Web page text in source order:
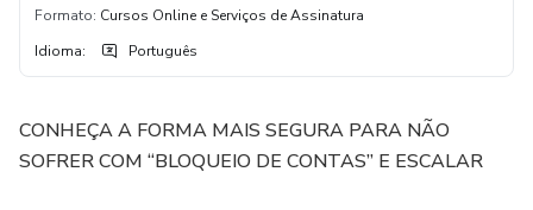
Formato: Cursos Online e Serviços de Assinatura
Idioma: Português
CONHEÇA A FORMA MAIS SEGURA PARA NÃO
SOFRER COM “BLOQUEIO DE CONTAS” E ESCALAR